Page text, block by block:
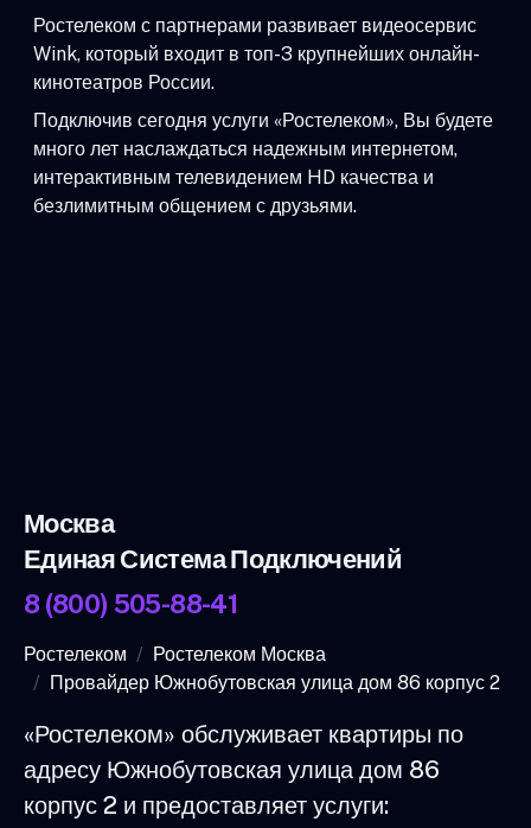
Ростелеком с партнерами развивает видеосервис
Wink, который входит в топ-3 крупнейших онлайн-
кинотеатров России.
Подключив сегодня услуги «Ростелеком», Вы будете
много лет наслаждаться надежным интернетом,
интерактивным телевидением HD качества и
безлимитным общением с друзьями.
Москва
Единая Система Подключений
8 (800) 505-88-41
Ростелеком
Ростелеком Москва
Провайдер Южнобутовская улица дом 86 корпус 2
«Ростелеком» обслуживает квартиры по
адресу Южнобутовская улица дом 86
корпус 2 и предоставляет услуги: